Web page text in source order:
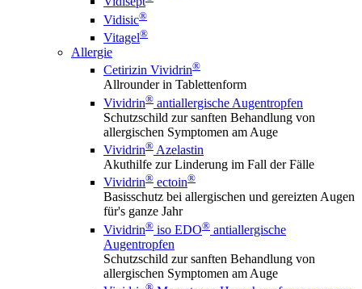
Vidisic®
Vitagel®
Allergie
Cetirizin Vividrin®
Allrounder in Tablettenform
Vividrin® antiallergische Augentropfen
Schutzschild zur sanften Behandlung von
allergischen Symptomen am Auge
Vividrin® Azelastin
Akuthilfe zur Linderung im Fall der Fälle
Vividrin® ectoin®
Basisschutz bei allergischen und gereizten Augen
für's ganze Jahr
Vividrin® iso EDO® antiallergische
Augentropfen
Schutzschild zur sanften Behandlung von
allergischen Symptomen am Auge